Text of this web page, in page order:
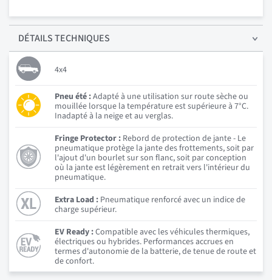
DÉTAILSTECHNIQUES
4x4
Pneu été :Adapté à une utilisation sur route sèche ou
mouillée lorsque la température est supérieure à 7°C.
Inadapté à la neige et au verglas.
Fringe Protector : Rebord de protection de jante - Le
pneumatique protège la jante des frottements, soit par
l'ajout d'un bourlet sur son flanc, soit par conception
où la jante est légèrement en retrait vers l'intérieur du
pneumatique.
Extra Load : Pneumatique renforcé avec un indice de
charge supérieur.
EV Ready :Compatible avec les véhicules thermiques,
électriques ou hybrides. Performances accrues en
termes d'autonomie de la batterie, de tenue de route et
de confort.